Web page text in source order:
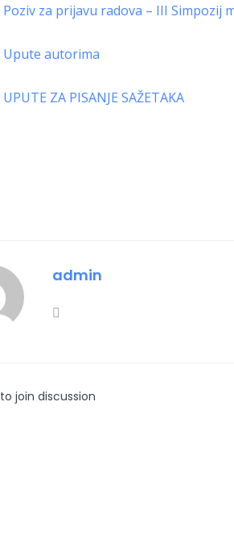
Poziv za prijavu radova – III Simpozij
Upute autorima
UPUTE ZA PISANJE SAŽETAKA
admin
to join discussion